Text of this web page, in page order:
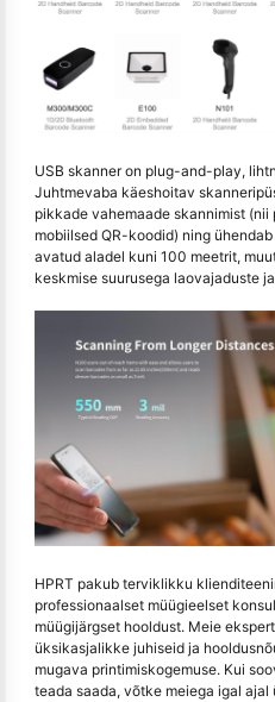
USB skanner on plug-and-play,
Juhtmevaba käeshoitav
pikkade vahemaade skannimist
mobiilsed QR-koodid) ning
avatud aladel kuni 100 meetrit,
keskmise suurusega laovajaduste
HPRT pakub terviklikku
professionaalset müügieelset
müügijärgset hooldust. Meie
üksikasjalikke juhiseid ja
mugava printimiskogemuse. Kui
teada saada, võtke meiega igal ajal